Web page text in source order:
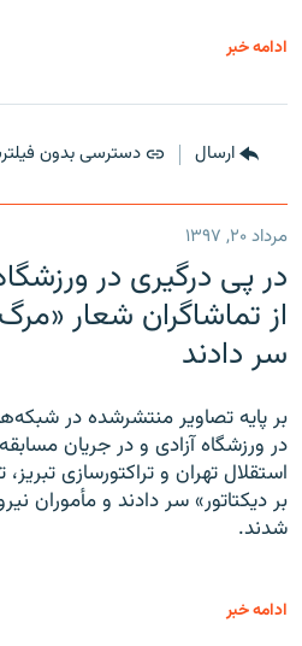
ادامه خبر
ارسال دسترسی بدون
مرداد ۲۰, ۱۳۹۷
در پی درگیری در
از تماشاگران شعار «مرگ
سر دادند
بر پایه تصاویر منتشرشده در
در ورزشگاه آزادی و در جریان
استقلال تهران و تراکتورسازی
بر دیکتاتور» سر دادند و مأموران
شدند.
ادامه خبر